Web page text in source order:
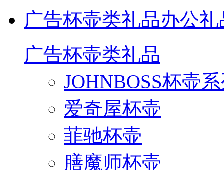
广告杯壶类礼品办公礼
广告杯壶类礼品
JOHNBOSS杯壶
爱奇屋杯壶
菲驰杯壶
膳魔师杯壶